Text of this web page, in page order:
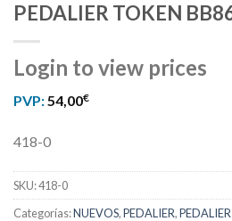
PEDALIER TOKEN
Login to view prices
PVP:54,00€
418-0
SKU:418-0
Categorías:NUEVOS,PEDALIER,